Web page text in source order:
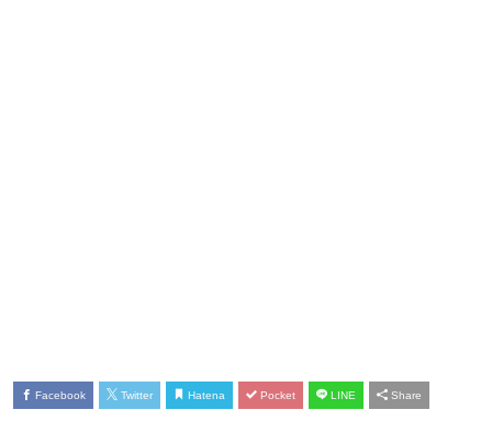
Facebook Twitter Hatena Pocket LINE Share